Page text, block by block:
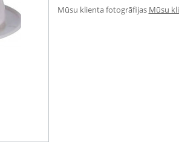
Mūsu klienta fotogrāfijas Mūsu